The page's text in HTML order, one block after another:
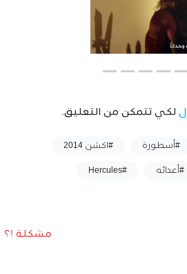
لكي تتمكن من التعليق.
#أسطورة #اكشن 2014
#أعدائه #Hercules
مشكلة !؟